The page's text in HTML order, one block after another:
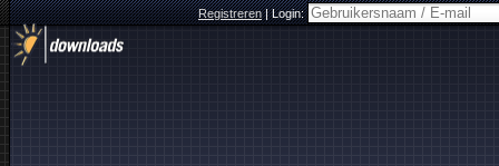
Registreren|Login: